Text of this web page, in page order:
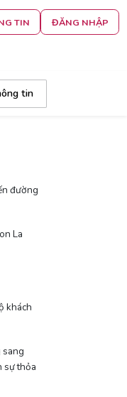
TIN ĐĂNG NHẬP
tin
đường
La
khách
sang
sự thỏa